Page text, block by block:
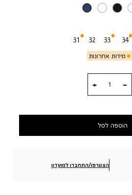
31
מידות אחרונות
32 33 34
הוספה לסל
הצטרפו/התחברו למועדון